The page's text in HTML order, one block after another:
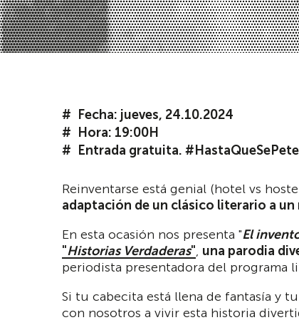
Fecha: jueves, 24.10.2024
Hora: 19:00H
Entrada gratuita. #HastaQueSePete
Reinventarse está genial (hotel vs
adaptación de un clásico literario a
En esta ocasión nos presenta "El
"Historias Verdaderas", una parodia
periodista presentadora del programa
Si tu cabecita está llena de fantasía y
con nosotros a vivir esta historia